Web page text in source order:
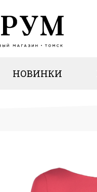
НОВИНКИ